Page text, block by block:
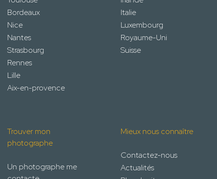
Bordeaux
Nice
Nantes
Strasbourg
Rennes
Lille
Aix-en-provence
Italie
Luxembourg
Royaume-Uni
Suisse
Trouver mon
photographe
Un photographe me
Mieux nous connaître
Contactez-nous
Actualités